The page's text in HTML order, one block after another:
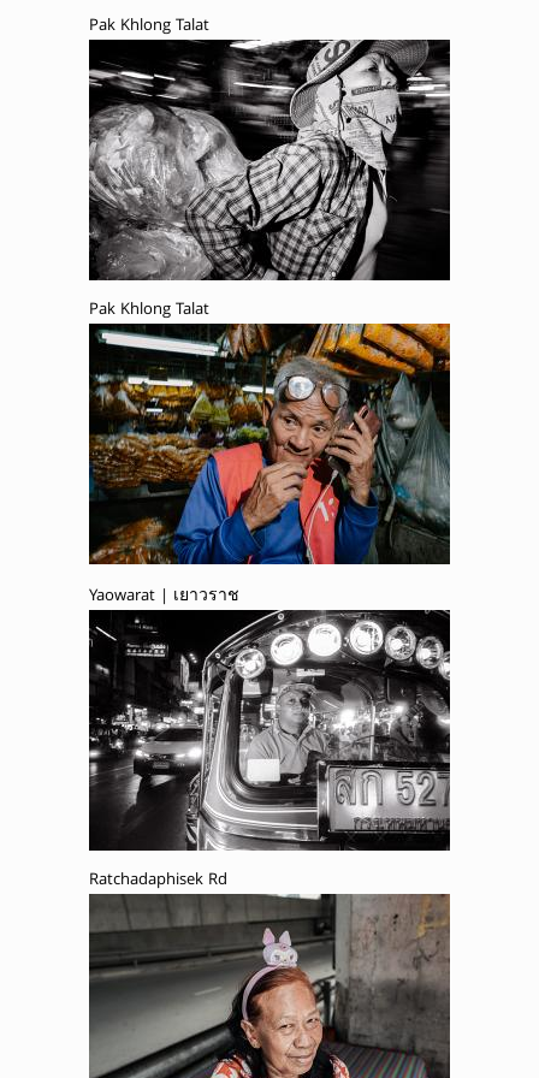
Pak Khlong Talat
Pak Khlong Talat
Yaowarat | เยาวราช
Ratchadaphisek Rd